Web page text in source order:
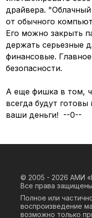
драйвера.
от обычного
Его можно закрыть
держать серьезные
финансовые.
безопасности.
А еще фишка в том,
всегда будут
ваши деньги! --0--
© 2005 - 2026 АМИ
Все права
Полное или
воспроизведение
возможно только